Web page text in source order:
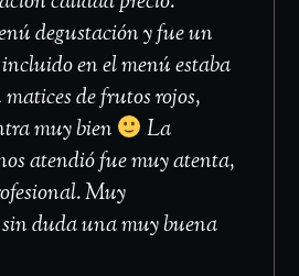
degustación y fue un
en el menú estaba
de frutos rojos,
muy bien
La
atendió fue muy atenta,
Muy
duda una muy buena